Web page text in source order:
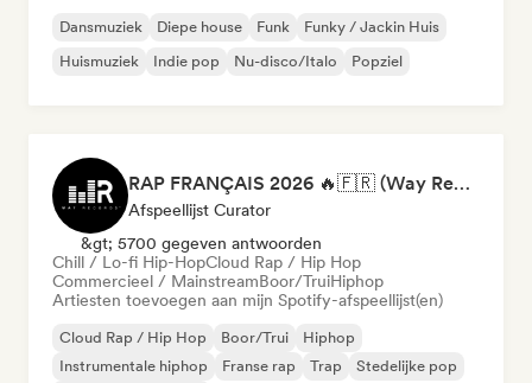
Dansmuziek Diepe house Funk
Funky / Jackin Huis
Huismuziek
Indie pop Nu-disco/Italo Popziel
RAP FRANÇAIS 2026 🔥🇫🇷 (Way Records)
Afspeellijst Curator
&gt; 5700 gegeven antwoorden
Chill / Lo-fi Hip-HopCloud Rap / Hip Hop
Commercieel / MainstreamBoor/TruiHiphop
Artiesten toevoegen aan mijn Spotify-afspeellijst(en)
Cloud Rap / Hip Hop Boor/Trui
Hiphop
Instrumentale hiphop
Franse rap Trap
Stedelijke pop